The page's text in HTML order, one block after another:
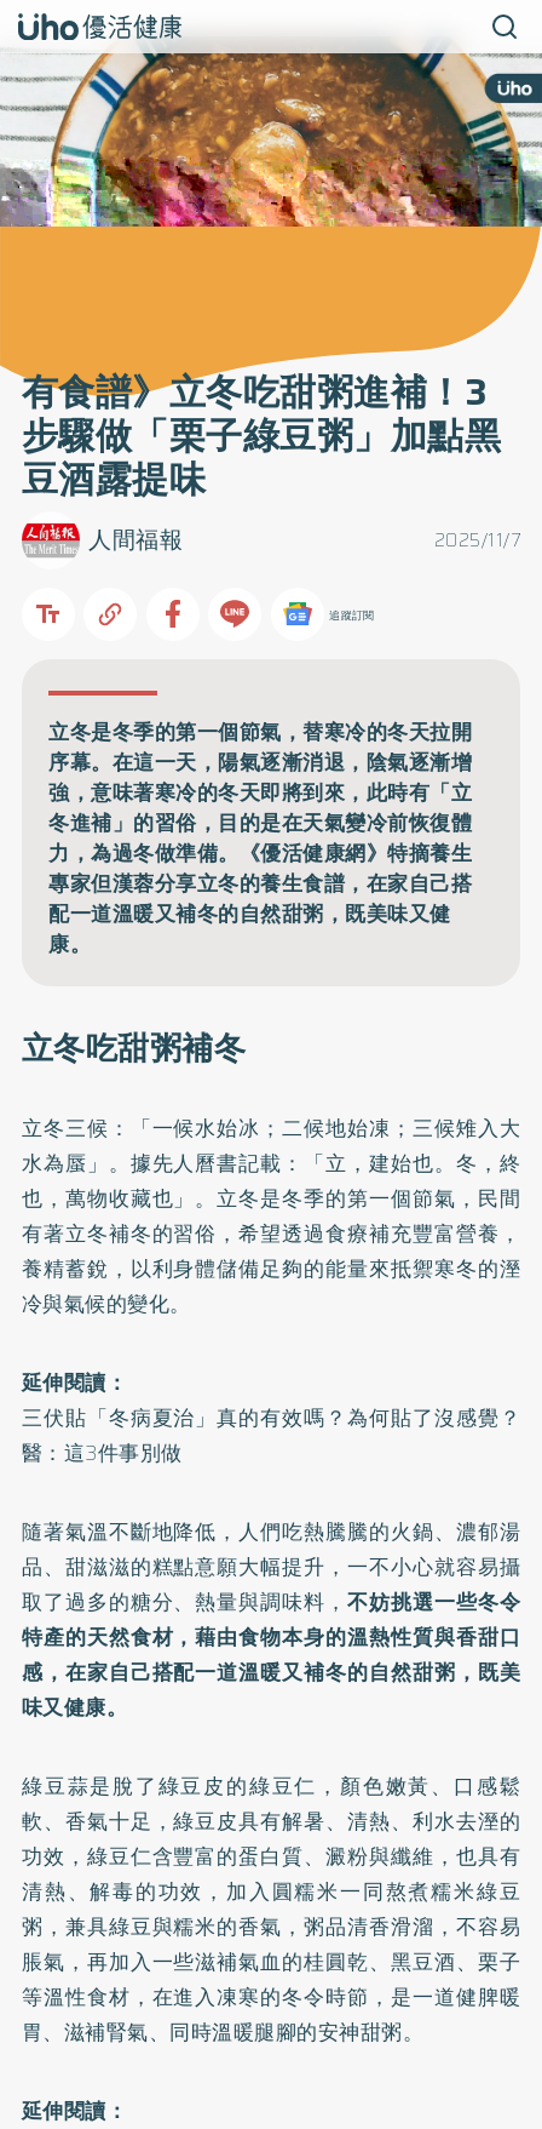
有食譜》立冬吃甜粥進補！3
步驟做「栗子綠豆粥」加點黑
豆酒露提味
2025/11/7
人間福報
追蹤訂閱
立冬是冬季的第一個節氣，替寒冷的冬天拉開
序幕。在這一天，陽氣逐漸消退，陰氣逐漸增
強，意味著寒冷的冬天即將到來，此時有「立
冬進補」的習俗，目的是在天氣變冷前恢復體
力，為過冬做準備。《優活健康網》特摘養生
專家但漢蓉分享立冬的養生食譜，在家自己搭
配一道溫暖又補冬的自然甜粥，既美味又健
康。
立冬吃甜粥補冬
立冬三候：「一候水始冰；二候地始凍；三候雉入大
水為蜃」。據先人曆書記載：「立，建始也。冬，終
也，萬物收藏也」。立冬是冬季的第一個節氣，民間
有著立冬補冬的習俗，希望透過食療補充豐富營養，
養精蓄銳，以利身體儲備足夠的能量來抵禦寒冬的溼
冷與氣候的變化。
延伸閱讀：
三伏貼「冬病夏治」真的有效嗎？為何貼了沒感覺？
醫：這3件事別做
隨著氣溫不斷地降低，人們吃熱騰騰的火鍋、濃郁湯
品、甜滋滋的糕點意願大幅提升，一不小心就容易攝
取了過多的糖分、熱量與調味料，不妨挑選一些冬令
特產的天然食材，藉由食物本身的溫熱性質與香甜口
感，在家自己搭配一道溫暖又補冬的自然甜粥，既美
味又健康。
綠豆蒜是脫了綠豆皮的綠豆仁，顏色嫩黃、口感鬆
軟、香氣十足，綠豆皮具有解暑、清熱、利水去溼的
功效，綠豆仁含豐富的蛋白質、澱粉與纖維，也具有
清熱、解毒的功效，加入圓糯米一同熬煮糯米綠豆
粥，兼具綠豆與糯米的香氣，粥品清香滑溜，不容易
脹氣，再加入一些滋補氣血的桂圓乾、黑豆酒、栗子
等溫性食材，在進入凍寒的冬令時節，是一道健脾暖
胃、滋補腎氣、同時溫暖腿腳的安神甜粥。
延伸閱讀：